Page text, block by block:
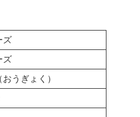
ズ
ズ
うぎょく）